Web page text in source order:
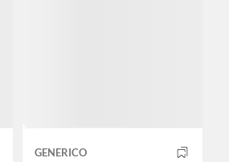
GENERICO